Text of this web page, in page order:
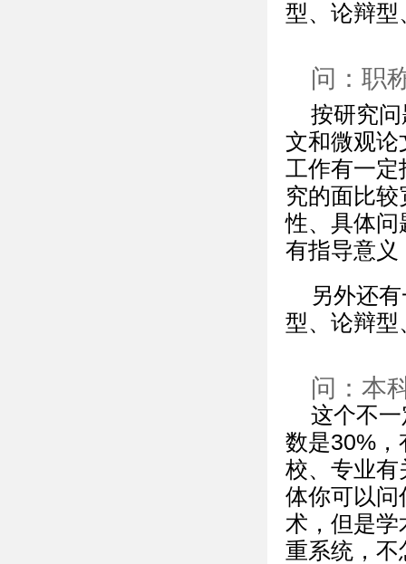
型、论辩型
问：职
按研究
文和微观论
工作有一定
究的面比
性、具体问
有指导意义
另外还
型、论辩型
问：本
这个不
数是30%，
校、专业有
体你可以问
术，但是
重系统，不